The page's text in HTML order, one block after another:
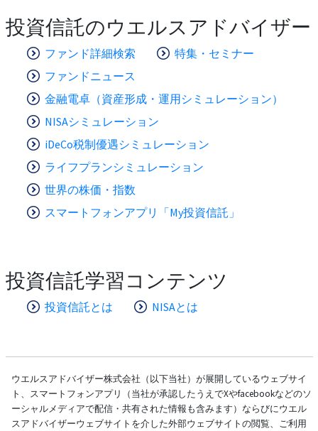
投資信託のウエルスアドバイザー
ファンド詳細検索
特集・セミナー
ファンドニュース
金融電卓（資産形成・運用シミュレーション）
NISAシミュレーション
iDeCo税制優遇シミュレーション
ライフプランシミュレーション
世界の株価・指数
スマートフォンアプリ「My投資信託」
投資信託学習コンテンツ
投資信託とは NISAとは
ウエルスアドバイザー株式会社（以下当社）が展開しているウェブサイ
ト、スマートフォンアプリ（当社が承認したうえでXやfacebookなどのソ
ーシャルメディアで配信・共有された情報も含みます）ならびにウエル
スアドバイザーウェブサイトを介した外部ウェブサイトの閲覧、ご利用